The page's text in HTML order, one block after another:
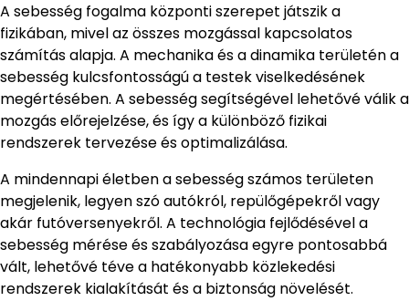
A sebesség fogalma központi szerepet játszik a
fizikában, mivel az összes mozgással kapcsolatos
számítás alapja. A mechanika és a dinamika területén a
sebesség kulcsfontosságú a testek viselkedésének
megértésében. A sebesség segítségével lehetővé válik a
mozgás előrejelzése, és így a különböző fizikai
rendszerek tervezése és optimalizálása.
A mindennapi életben a sebesség számos területen
megjelenik, legyen szó autókról, repülőgépekről vagy
akár futóversenyekről. A technológia fejlődésével a
sebesség mérése és szabályozása egyre pontosabbá
vált, lehetővé téve a hatékonyabb közlekedési
rendszerek kialakítását és a biztonság növelését.